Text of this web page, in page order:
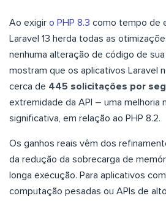
Ao exigir o PHP 8.3 como tempo de
Laravel 13 herda todas as
nenhuma alteração de código de
mostram que os aplicativos Laravel
cerca de 445 solicitações por
extremidade da API – uma melhoria
significativa, em relação ao PHP 8.2.
Os ganhos reais vêm dos
da redução da sobrecarga de
longa execução. Para aplicativos
computação pesadas ou APIs de